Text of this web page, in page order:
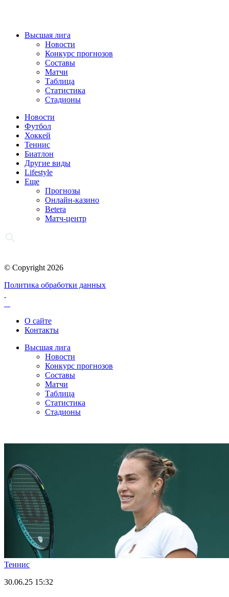
Высшая лига
Новости
Конкурс прогнозов
Составы
Матчи
Таблица
Статистика
Стадионы
Новости
Футбол
Хоккей
Теннис
Биатлон
Другие виды
Lifestyle
Еще
Прогнозы
Онлайн-казино
Betera
Матч-центр
© Copyright 2026
Политика обработки данных
О сайте
Контакты
Высшая лига
Новости
Конкурс прогнозов
Составы
Матчи
Таблица
Статистика
Стадионы
Теннис
30.06.25 15:32